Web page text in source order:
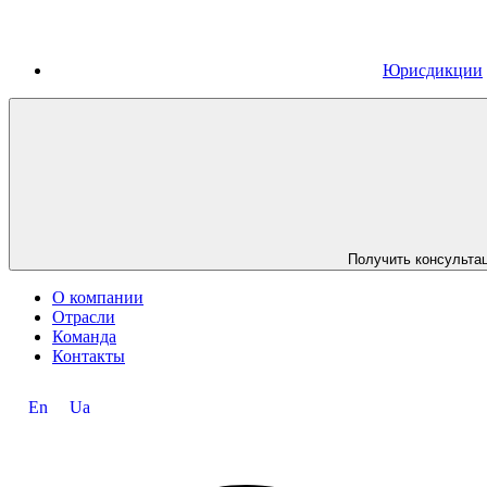
Юрисдикции
Получить
О компании
Отрасли
Команда
Контакты
En Ua